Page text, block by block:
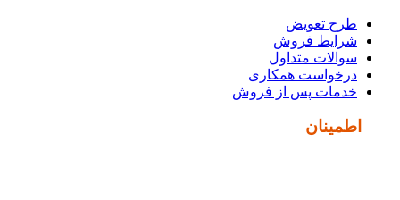
طرح تعویض
شرایط فروش
سوالات متداول
درخواست همکاری
خدمات پس از فروش
اطمینان